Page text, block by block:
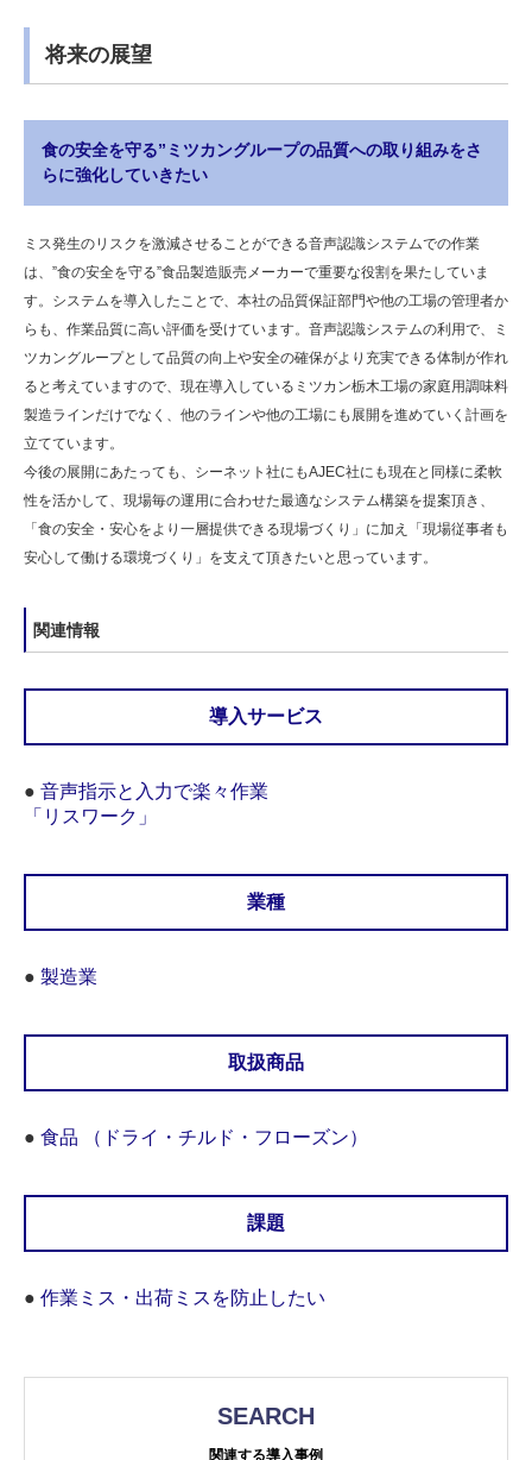
将来の展望
食の安全を守る”ミツカングループの品質への取り組みをさ
らに強化していきたい
ミス発生のリスクを激減させることができる音声認識システムでの作業
は、”食の安全を守る”食品製造販売メーカーで重要な役割を果たしていま
す。システムを導入したことで、本社の品質保証部門や他の工場の管理者か
らも、作業品質に高い評価を受けています。音声認識システムの利用で、ミ
ツカングループとして品質の向上や安全の確保がより充実できる体制が作れ
ると考えていますので、現在導入しているミツカン栃木工場の家庭用調味料
製造ラインだけでなく、他のラインや他の工場にも展開を進めていく計画を
立てています。
今後の展開にあたっても、シーネット社にもAJEC社にも現在と同様に柔軟
性を活かして、現場毎の運用に合わせた最適なシステム構築を提案頂き、
「食の安全・安心をより一層提供できる現場づくり」に加え「現場従事者も
安心して働ける環境づくり」を支えて頂きたいと思っています。
関連情報
導入サービス
● 音声指示と入力で楽々作業
「リスワーク」
業種
● 製造業
取扱商品
● 食品 （ドライ・チルド・フローズン）
課題
● 作業ミス・出荷ミスを防止したい
SEARCH
関連する導入事例